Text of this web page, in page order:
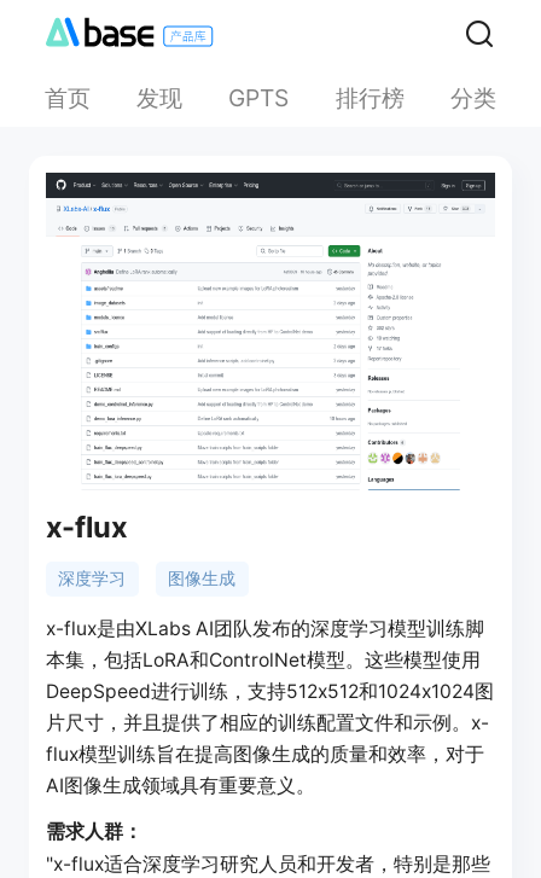
首页 发现 GPTS 排行榜 分类
x-flux
深度学习 图像生成
x-flux是由XLabs AI团队发布的深度学习模型训练脚
本集，包括LoRA和ControlNet模型。这些模型使用
DeepSpeed进行训练，支持512x512和1024x1024图
片尺寸，并且提供了相应的训练配置文件和示例。x-
flux模型训练旨在提高图像生成的质量和效率，对于
AI图像生成领域具有重要意义。
需求人群：
"x-flux适合深度学习研究人员和开发者，特别是那些